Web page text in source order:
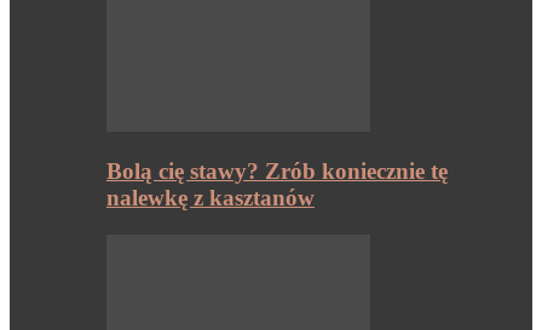
Bolą cię stawy? Zrób koniecznie tę
nalewkę z kasztanów